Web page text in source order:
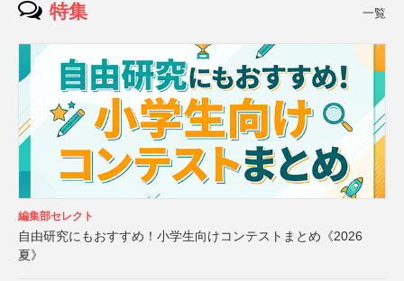
特集 一覧
編集部セレクト
自由研究にもおすすめ！小学生向けコンテストまとめ《2026
夏》